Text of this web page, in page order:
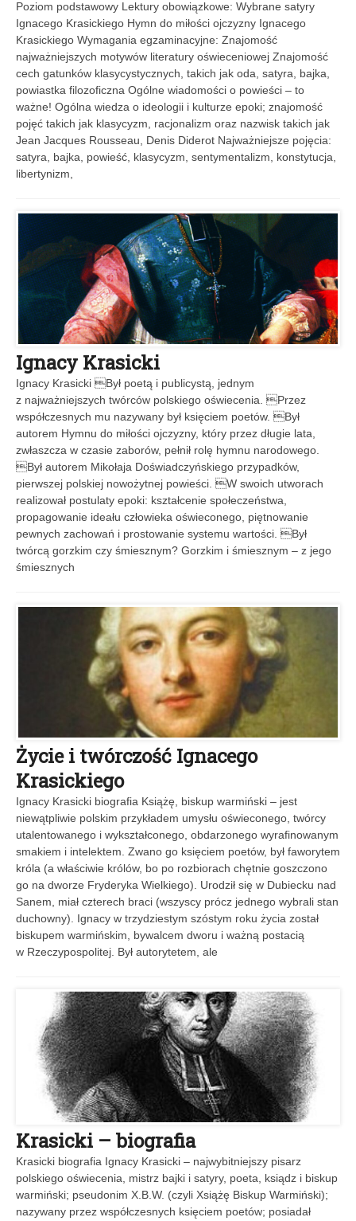
Poziom podstawowy Lektury obowiązkowe: Wybrane satyry
Ignacego Krasickiego Hymn do miłości ojczyzny Ignacego
Krasickiego Wymagania egzaminacyjne: Znajomość
najważniejszych motywów literatury oświeceniowej Znajomość
cech gatunków klasycystycznych, takich jak oda, satyra, bajka,
powiastka filozoficzna Ogólne wiadomości o powieści – to
ważne! Ogólna wiedza o ideologii i kulturze epoki; znajomość
pojęć takich jak klasycyzm, racjonalizm oraz nazwisk takich jak
Jean Jacques Rousseau, Denis Diderot Najważniejsze pojęcia:
satyra, bajka, powieść, klasycyzm, sentymentalizm, konstytucja,
libertynizm,
Ignacy Krasicki
Ignacy Krasicki Był poetą i publicystą, jednym
z najważniejszych twórców polskiego oświecenia. Przez
współczesnych mu nazywany był księciem poetów. Był
autorem Hymnu do miłości ojczyzny, który przez długie lata,
zwłaszcza w czasie zaborów, pełnił rolę hymnu narodowego.
Był autorem Mikołaja Doświadczyńskiego przypadków,
pierwszej polskiej nowożytnej powieści. W swoich utworach
realizował postulaty epoki: kształcenie społeczeństwa,
propagowanie ideału człowieka oświeconego, piętnowanie
pewnych zachowań i prostowanie systemu wartości. Był
twórcą gorzkim czy śmiesznym? Gorzkim i śmiesznym – z jego
śmiesznych
Życie i twórczość Ignacego
Krasickiego
Ignacy Krasicki biografia Książę, biskup warmiński – jest
niewątpliwie pols­kim przykładem umysłu oświeconego, twórcy
utalentowanego i wykształconego, obdarzonego wyrafinowanym
smakiem i intelektem. Zwano go księciem poetów, był faworytem
króla (a właściwie królów, bo po rozbiorach chętnie goszczono
go na dworze Fryderyka Wielkiego). Urodził się w Dubiecku nad
Sanem, miał czterech braci (wszyscy prócz jednego wybrali stan
duchowny). Ignacy w trzydziestym szóstym roku życia został
biskupem warmińskim, bywalcem dworu i ważną postacią
w Rzeczypospolitej. Był autorytetem, ale
Krasicki – biografia
Krasicki biografia Ignacy Krasicki – najwybitniejszy pisarz
polskiego oświecenia, mistrz bajki i satyry, poeta, ksiądz i biskup
warmiński; pseudonim X.B.W. (czyli Xsiążę Biskup Warmiński);
nazywany przez współczesnych księciem poetów; posiadał